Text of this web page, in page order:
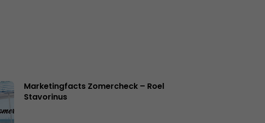
Marketingfacts Zomercheck – Roel
Stavorinus